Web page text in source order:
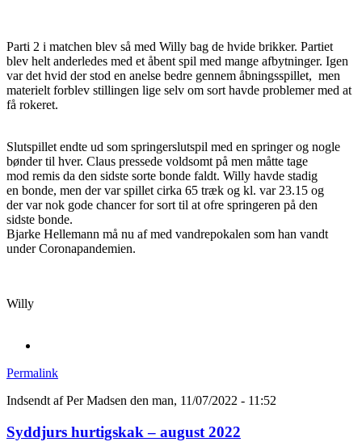
Parti 2 i matchen blev så med Willy bag de hvide brikker. Partiet
blev helt anderledes med et åbent spil med mange afbytninger. Igen
var det hvid der stod en anelse bedre gennem åbningsspillet, men
materielt forblev stillingen lige selv om sort havde problemer med at
få rokeret.
Slutspillet endte ud som springerslutspil med en springer og nogle
bønder til hver. Claus pressede voldsomt på men måtte tage
mod remis da den sidste sorte bonde faldt. Willy havde stadig
en bonde, men der var spillet cirka 65 træk og kl. var 23.15 og
der var nok gode chancer for sort til at ofre springeren på den
sidste bonde.
Bjarke Hellemann må nu af med vandrepokalen som han vandt
under Coronapandemien.
Willy
Permalink
Indsendt afPer Madsen den man, 11/07/2022 - 11:52
Syddjurs hurtigskak – august 2022